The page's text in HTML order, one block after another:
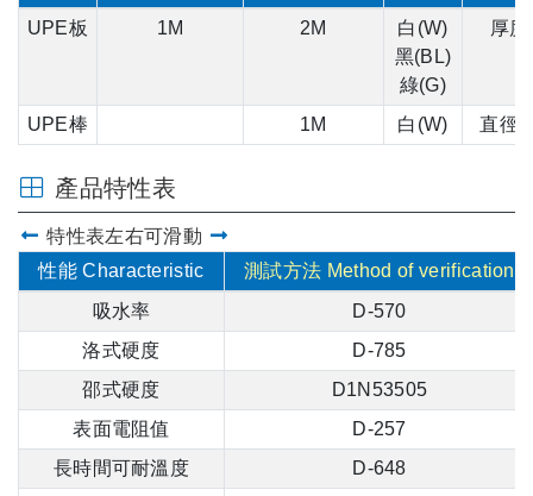
UPE板
1M 2M
白(W)
黑(BL)
綠(G)
厚
UPE棒 1M 白(W) 直徑
產品特性表
特性表左右可滑動
性能 Characteristic
測試方法 Method of verification
吸水率
D-570
洛式硬度
D-785
邵式硬度
D1N53505
表面電阻值
D-257
長時間可耐溫度
D-648